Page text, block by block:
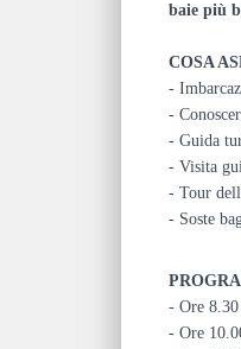
baie più
COSA
-
-
- Guida
- Visita
- Tour
- Soste
- Ore
- Ore